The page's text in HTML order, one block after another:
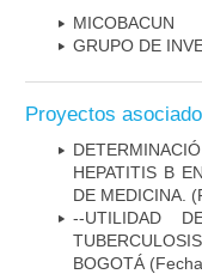
MICOBAC­UN
GRUPO DE
Proyectos
HEPATITIS B
DE MEDICINA.
--UTILIDAD
BOGOTÁ